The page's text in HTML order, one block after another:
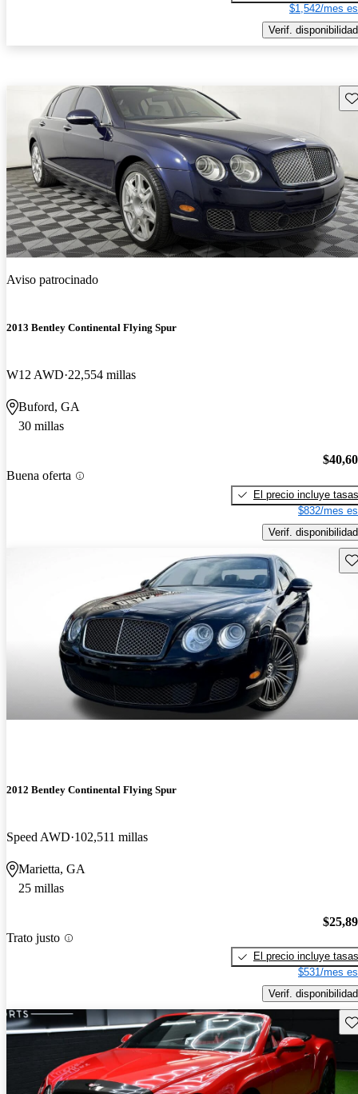
$1,542/mes
Verif. disponibilidad
Aviso patrocinado
2013 Bentley Continental Flying Spur
W12 AWD 22,554 millas
Buford, GA
30 millas
Buena oferta
El precio incluye tasas
$832/mes
Verif. disponibilidad
2012 Bentley Continental Flying Spur
Speed AWD 102,511 millas
Marietta, GA
25 millas
Trato justo
El precio incluye tasas
$531/mes
Verif. disponibilidad